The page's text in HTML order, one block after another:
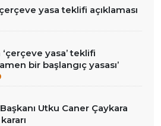
yasa teklifi açıklaması
‘çerçeve yasa’ teklifi
bir başlangıç yasası’
Utku Caner Çaykara